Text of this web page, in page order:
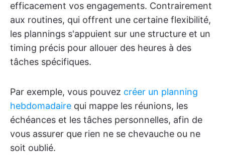
efficacement vos engagements. Contrairement
aux routines, qui offrent une certaine flexibilité,
les plannings s'appuient sur une structure et un
timing précis pour allouer des heures à des
tâches spécifiques.
Par exemple, vous pouvez créer un planning
hebdomadaire qui mappe les réunions, les
échéances et les tâches personnelles, afin de
vous assurer que rien ne se chevauche ou ne
soit oublié.